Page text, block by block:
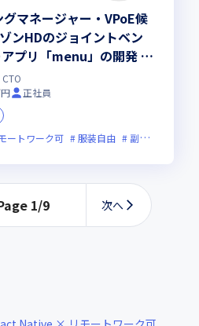
マネージャー・VPoE候
HDのジョイントベン
プリ「menu」の開発 |
生あり
正社員
ートワーク可 服装自由 副業可
1/9 次へ